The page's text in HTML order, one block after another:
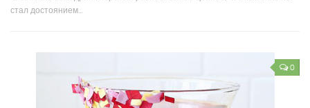
стал достоянием...
0